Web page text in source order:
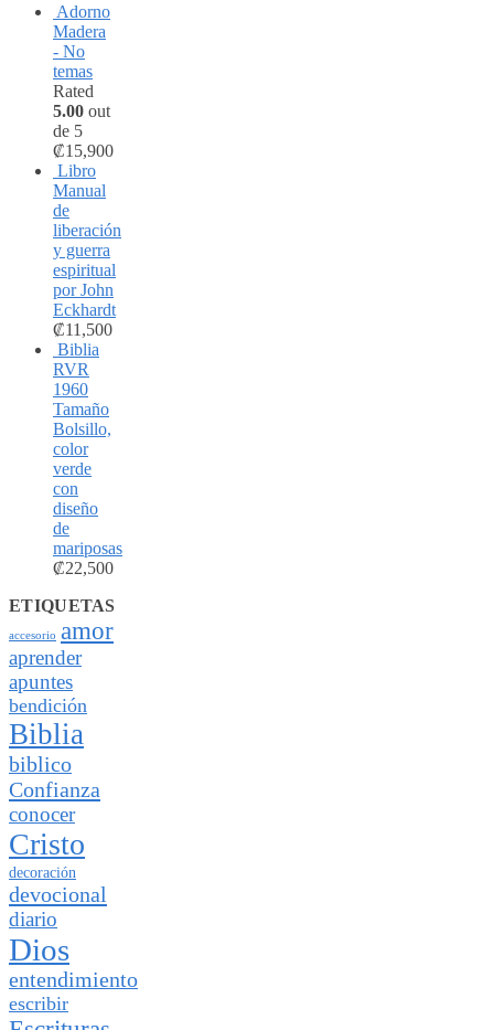
Adorno
Madera
- No
temas
Rated
5.00 out
de 5
₡15,900
Libro
Manual
de
liberación
y guerra
espiritual
por John
Eckhardt
₡11,500
Biblia
RVR
1960
Tamaño
Bolsillo,
color
verde
con
diseño
de
mariposas
₡22,500
ETIQUETAS
accesorio amor
aprender
apuntes
bendición
Biblia
biblico
Confianza
conocer
Cristo
decoración
devocional
diario
Dios
entendimiento
escribir